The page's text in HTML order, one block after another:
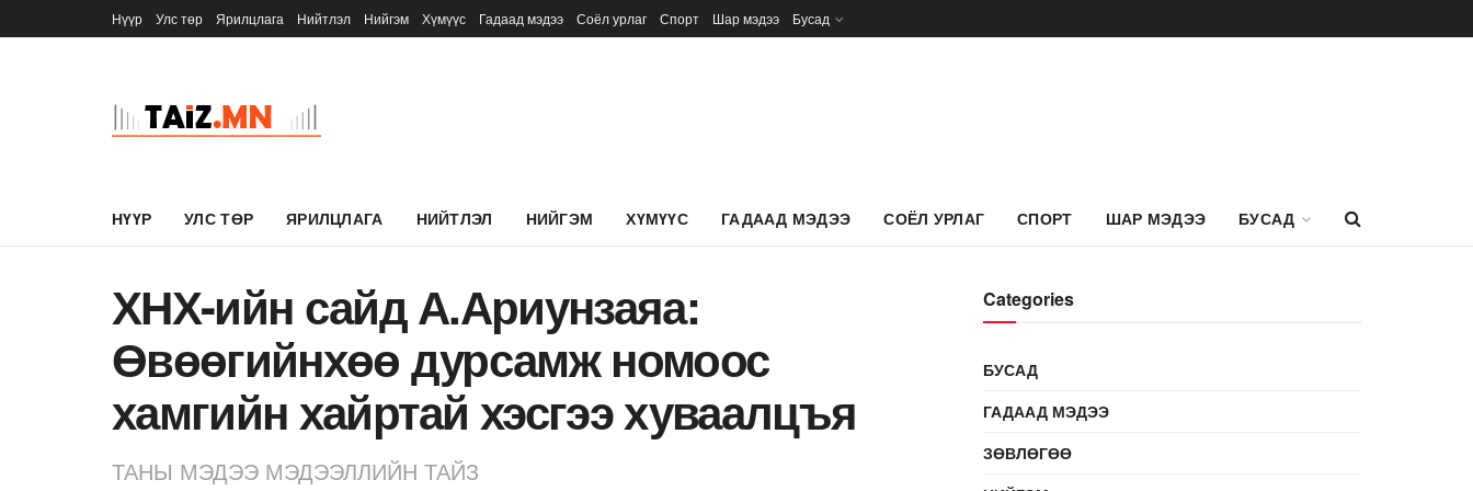
Нүүр Улс төр Ярилцлага Нийтлэл Нийгэм Хүмүүс Гадаад мэдээ Соёл урлаг Спорт Шар мэдээ Бусад
НҮҮР УЛС ТӨР ЯРИЛЦЛАГА НИЙТЛЭЛ НИЙГЭМ ХҮМҮҮС ГАДААД МЭДЭЭ СОЁЛ УРЛАГ СПОРТ ШАР МЭДЭЭ БУСАД
ХНХ-ийн сайд А.Ариунзаяа:
Өвөөгийнхөө дурсамж номоос
хамгийн хайртай хэсгээ хуваалцъя
ТАНЫ МЭДЭЭ МЭДЭЭЛЛИЙН ТАЙЗ
Categories
БУСАД
ГАДААД МЭДЭЭ
ЗӨВЛӨГӨӨ